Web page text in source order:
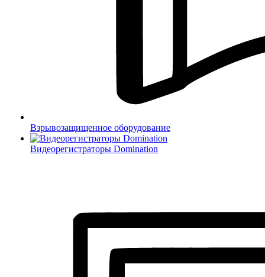
Взрывозащищенное оборудование
Видеорегистраторы Domination